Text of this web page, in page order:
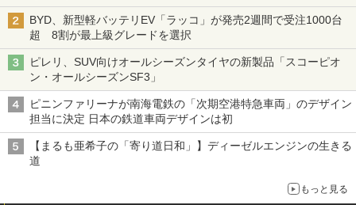
BYD、新型軽バッテリEV「ラッコ」が発売2週間で受注1000台
超 8割が最上級グレードを選択
ピレリ、SUV向けオールシーズンタイヤの新製品「スコーピオ
ン・オールシーズンSF3」
ピニンファリーナが南海電鉄の「次期空港特急車両」のデザイン
担当に決定 日本の鉄道車両デザインは初
【まるも亜希子の「寄り道日和」】ディーゼルエンジンの生きる
道
もっと見る